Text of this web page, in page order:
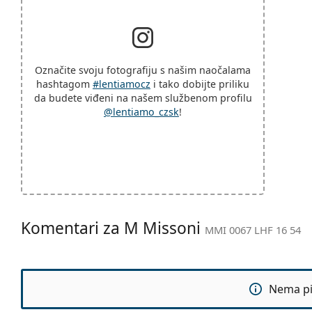
Označite svoju fotografiju s našim naočalama
hashtagom #lentiamocz i tako dobijte priliku
da budete viđeni na našem službenom profilu
@lentiamo_czsk!
Komentari za M Missoni MMI 0067 LHF 16 54
Nema